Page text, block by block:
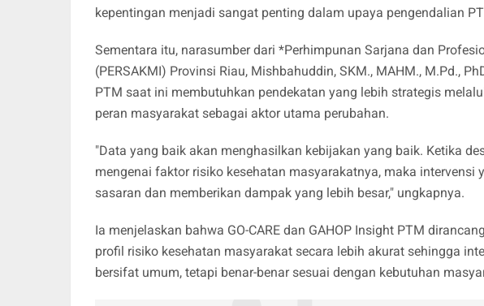
kepentingan menjadi sangat penting dalam upaya pengendalian
Sementara itu, narasumber dari *Perhimpunan Sarjana dan
(PERSAKMI) Provinsi Riau, Mishbahuddin, SKM., MAHM., M.Pd.,
PTM saat ini membutuhkan pendekatan yang lebih strategis
peran masyarakat sebagai aktor utama perubahan.
"Data yang baik akan menghasilkan kebijakan yang baik. Ketika
mengenai faktor risiko kesehatan masyarakatnya, maka intervensi
sasaran dan memberikan dampak yang lebih besar," ungkapnya.
Ia menjelaskan bahwa GO-CARE dan GAHOP Insight PTM
profil risiko kesehatan masyarakat secara lebih akurat sehingga
bersifat umum, tetapi benar-benar sesuai dengan kebutuhan